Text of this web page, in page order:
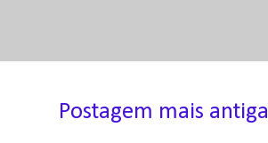
Postagem mais antiga